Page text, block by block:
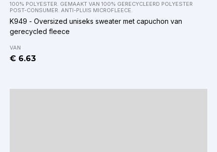
100% POLYESTER. GEMAAKT VAN 100% GERECYCLEERD POLYESTER
POST-CONSUMER. ANTI-PLUIS MICROFLEECE.
K949 - Oversized uniseks sweater met capuchon van
gerecycled fleece
VAN
€ 6.63